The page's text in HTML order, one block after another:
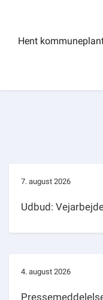
Hent
7. august 2026
Udbud:
4. august 2026